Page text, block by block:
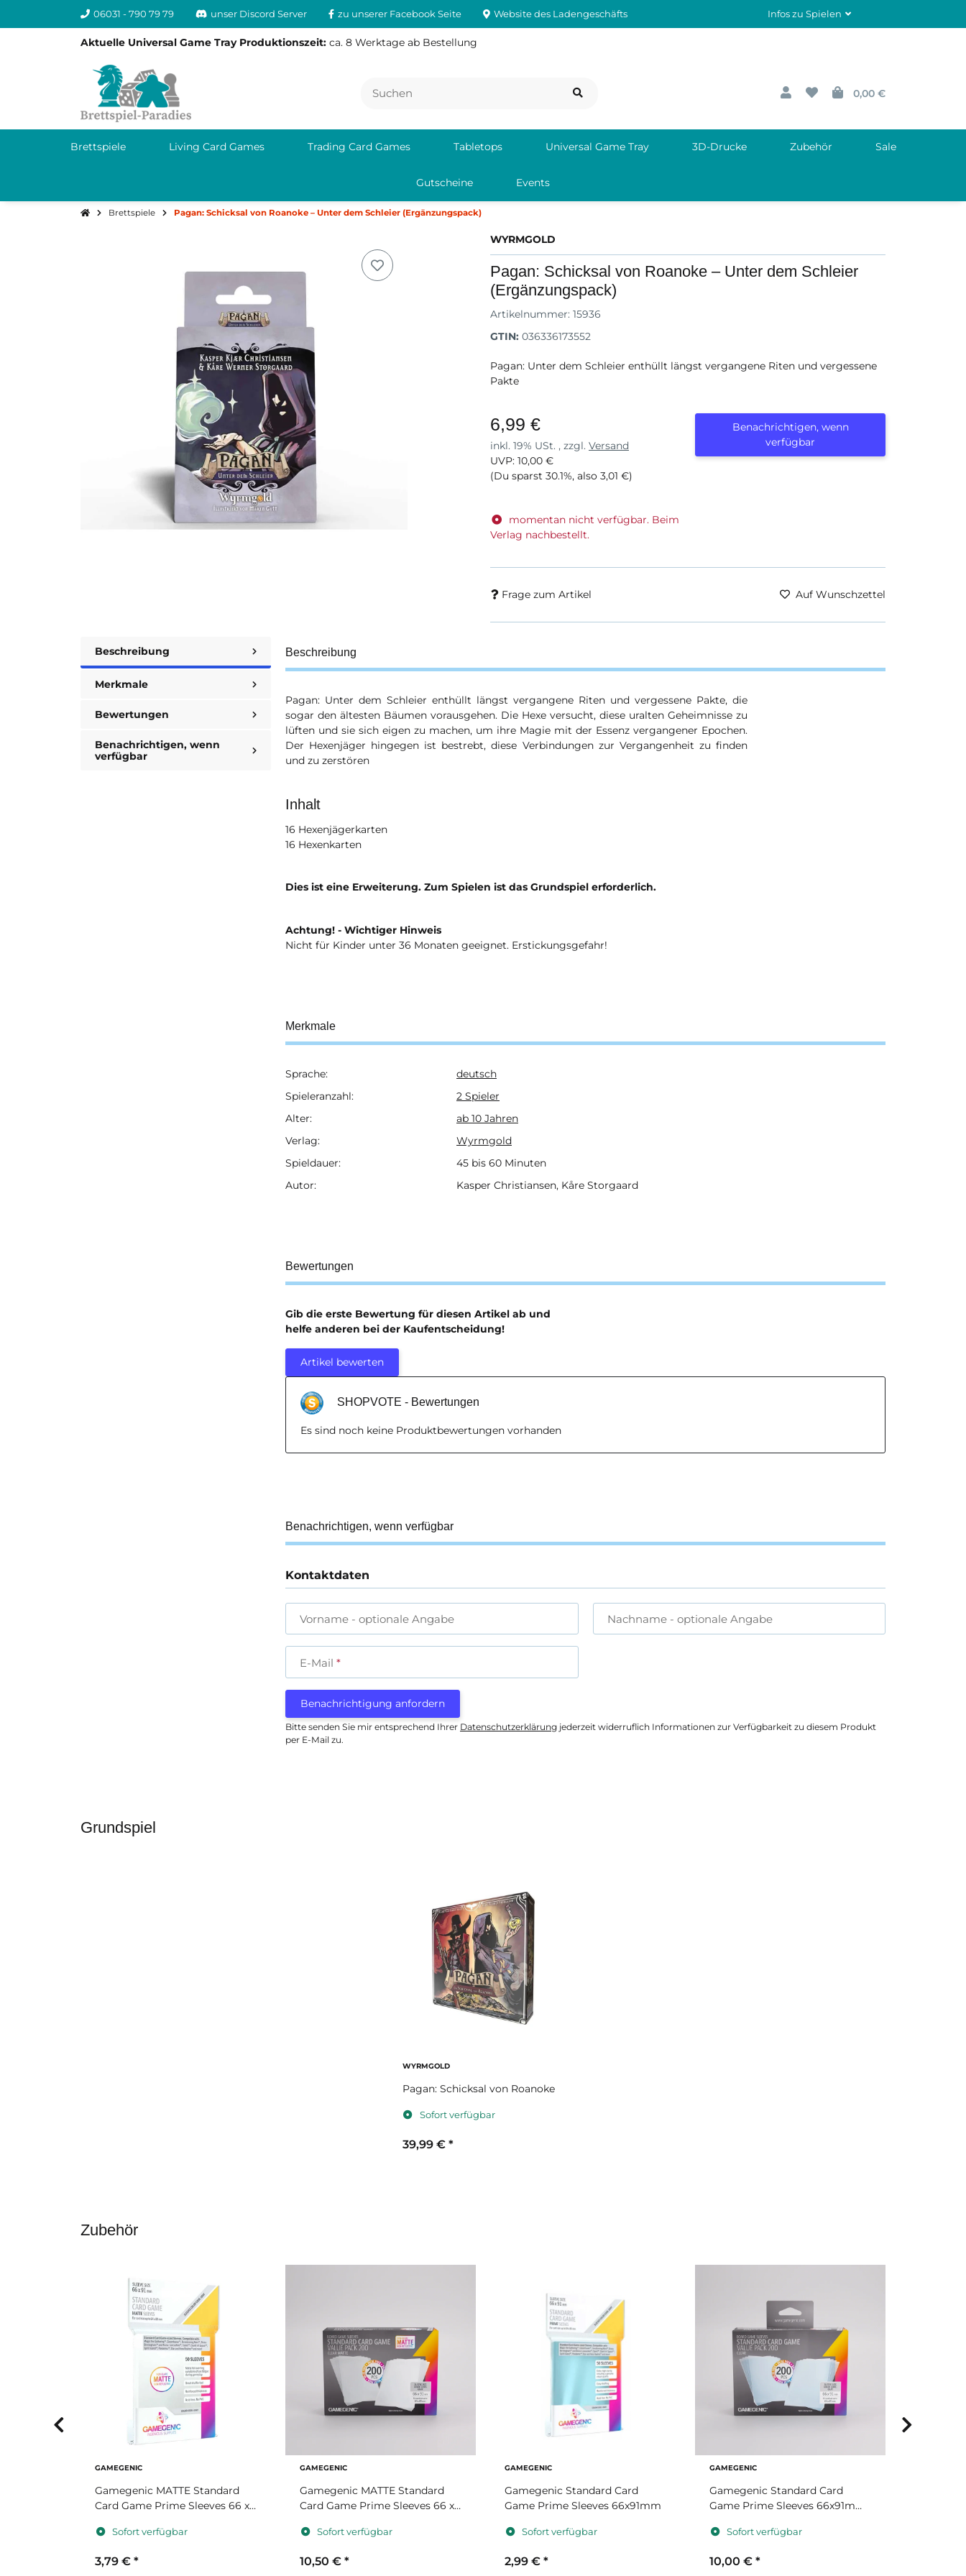
06031 - 790 79 79 unser Discord Server zu unserer Facebook Seite Website des Ladengeschäfts Infos zu Spielen
Aktuelle Universal Game Tray Produktionszeit: ca. 8 Werktage ab Bestellung
0,00 €
Brettspiele Living Card Games Trading Card Games Tabletops Universal Game Tray 3D-Drucke Zubehör Sale
Gutscheine Events
Brettspiele Pagan: Schicksal von Roanoke – Unter dem Schleier (Ergänzungspack)
WYRMGOLD
Pagan: Schicksal von Roanoke – Unter dem Schleier
(Ergänzungspack)
Artikelnummer: 15936
GTIN: 036336173552
Pagan: Unter dem Schleier enthüllt längst vergangene Riten und vergessene
Pakte
6,99 €
inkl. 19% USt. , zzgl. Versand
UVP: 10,00 €
(Du sparst 30.1%, also 3,01 €)
momentan nicht verfügbar. Beim
Verlag nachbestellt.
Benachrichtigen, wenn
verfügbar
Frage zum Artikel Auf Wunschzettel
Beschreibung
Merkmale
Bewertungen
Benachrichtigen, wenn
verfügbar
Beschreibung
Pagan: Unter dem Schleier enthüllt längst vergangene Riten und vergessene Pakte, die
sogar den ältesten Bäumen vorausgehen. Die Hexe versucht, diese uralten Geheimnisse zu
lüften und sie sich eigen zu machen, um ihre Magie mit der Essenz vergangener Epochen.
Der Hexenjäger hingegen ist bestrebt, diese Verbindungen zur Vergangenheit zu finden
und zu zerstören
Inhalt
16 Hexenjägerkarten
16 Hexenkarten
Dies ist eine Erweiterung. Zum Spielen ist das Grundspiel erforderlich.
Achtung! - Wichtiger Hinweis
Nicht für Kinder unter 36 Monaten geeignet. Erstickungsgefahr!
Merkmale
Produkteigenschaft
Wert
Sprache:
deutsch
Spieleranzahl:
2 Spieler
Alter:
ab 10 Jahren
Verlag:
Wyrmgold
Spieldauer:
45 bis 60 Minuten
Autor:
Kasper Christiansen, Kåre Storgaard
Bewertungen
Gib die erste Bewertung für diesen Artikel ab und
helfe anderen bei der Kaufentscheidung!
Artikel bewerten
SHOPVOTE - Bewertungen
Es sind noch keine Produktbewertungen vorhanden
Benachrichtigen, wenn verfügbar
Kontaktdaten
Vorname - optionale Angabe Nachname- optionale Angabe
E-Mail
Benachrichtigung anfordern
Bitte senden Sie mir entsprechend Ihrer Datenschutzerklärung jederzeit widerruflich Informationen zur Verfügbarkeit zu diesem Produkt
per E-Mail zu.
Grundspiel
WYRMGOLD
Pagan: Schicksal von Roanoke
Sofort verfügbar
39,99 € *
Zubehör
GAMEGENIC
Gamegenic MATTE Standard
Card Game Prime Sleeves 66 x
Sofort verfügbar
3,79 € *
GAMEGENIC
Gamegenic MATTE Standard
Card Game Prime Sleeves 66 x
Sofort verfügbar
10,50 € *
GAMEGENIC
Gamegenic Standard Card
Game Prime Sleeves 66x91mm
Sofort verfügbar
2,99 € *
GAMEGENIC
Gamegenic Standard Card
Game Prime Sleeves 66x91mm
Sofort verfügbar
10,00 € *